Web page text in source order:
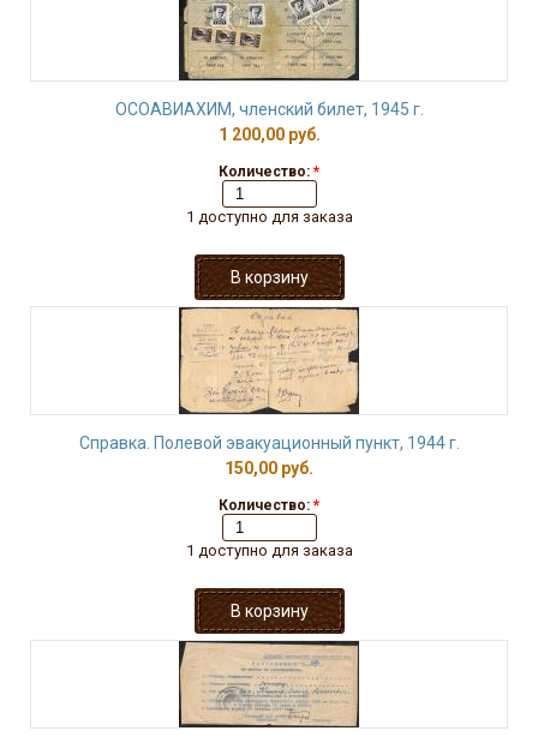
ОСОАВИАХИМ, членский билет, 1945 г.
1 200,00 руб.
Количество: *
1 доступно для заказа
Справка. Полевой эвакуационный пункт, 1944 г.
150,00 руб.
Количество: *
1 доступно для заказа